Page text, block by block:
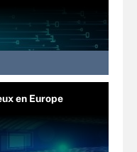
en Europe